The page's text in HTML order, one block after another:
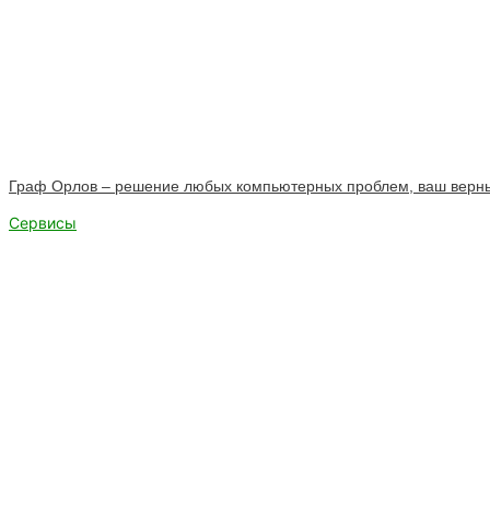
Граф Орлов – решение любых компьютерных проблем, ваш
Сервисы